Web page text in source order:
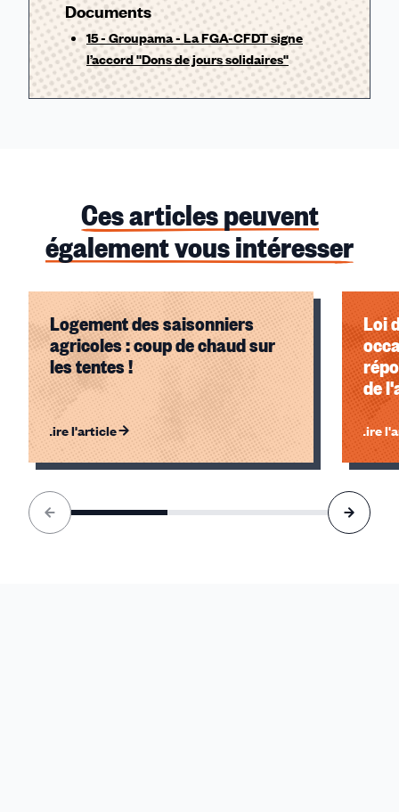
Documents
15 - Groupama - La FGA-CFDT signe
l’accord ''Dons de jours solidaires''
Ces articles peuvent
également vous intéresser
Logement des saisonniers
agricoles : coup de chaud sur
les tentes !
Lire l'article
Loi
de
Lire